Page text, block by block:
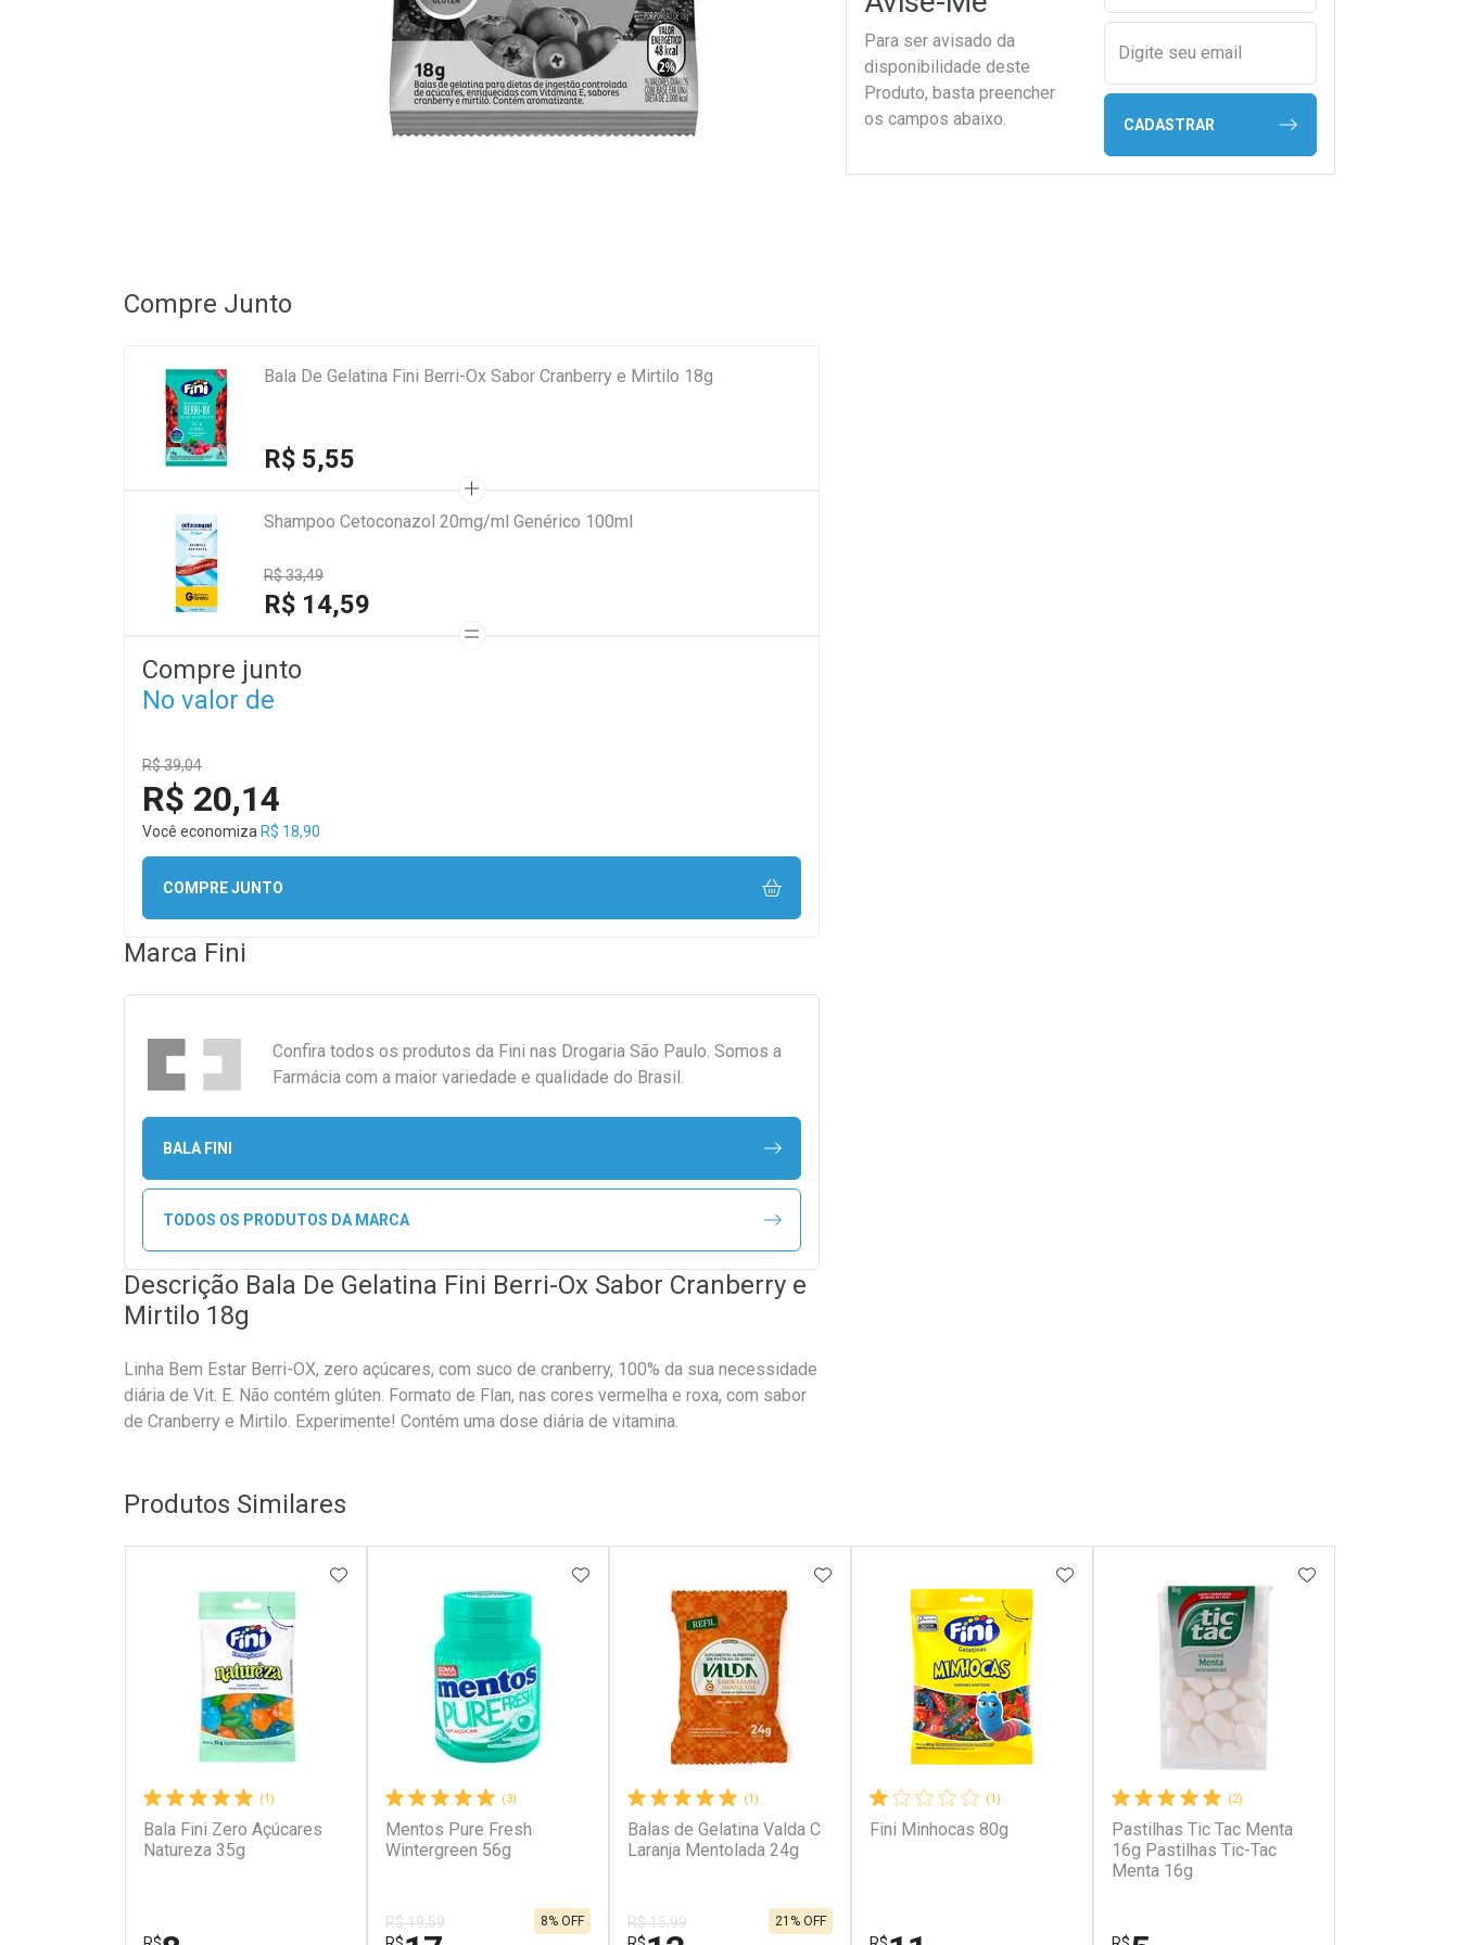
Para ser avisado da
disponibilidade deste
Produto, basta preencher
os campos abaixo.
Digite seu email
CADASTRAR
Compre Junto
Bala De Gelatina Fini Berri-Ox Sabor Cranberry e Mirtilo 18g
R$ 5,55
Shampoo Cetoconazol 20mg/ml Genérico 100ml
R$ 33,49
R$ 14,59
Compre junto
No valor de
R$ 39,04
R$ 20,14
Você economiza R$ 18,90
COMPRE JUNTO
Marca Fini
Confira todos os produtos da Fini nas Drogaria São Paulo. Somos a
Farmácia com a maior variedade e qualidade do Brasil.
BALA FINI
TODOS OS PRODUTOS DA MARCA
Descrição Bala De Gelatina Fini Berri-Ox Sabor Cranberry e
Mirtilo 18g
Linha Bem Estar Berri-OX, zero açúcares, com suco de cranberry, 100% da sua necessidade
diária de Vit. E. Não contém glúten. Formato de Flan, nas cores vermelha e roxa, com sabor
de Cranberry e Mirtilo. Experimente! Contém uma dose diária de vitamina.
Produtos Similares
(1)
Bala Fini Zero Açúcares
Natureza 35g
ADICIONAR AOS FAVORITOS
(3)
Mentos Pure Fresh
Wintergreen 56g
R$ 19,59
8% OFF
ADICIONAR AOS FAVORITOS
(1)
Balas de Gelatina Valda C
Laranja Mentolada 24g
R$ 15,99
21% OFF
ADICIONAR AOS FAVORITOS
(1)
Fini Minhocas 80g
ADICIONAR AOS FAVORITOS
(2)
Pastilhas Tic Tac Menta
16g Pastilhas Tic-Tac
Menta 16g
ADICIONAR AOS